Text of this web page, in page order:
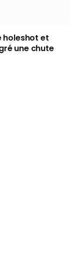
holeshot et
une chute